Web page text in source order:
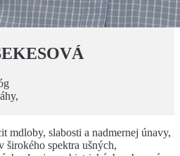
mdloby, slabosti a nadmernej únavy,
spektra ušných,